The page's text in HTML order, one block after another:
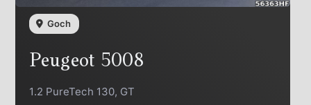
Goch
Peugeot 5008
1.2 PureTech 130, GT